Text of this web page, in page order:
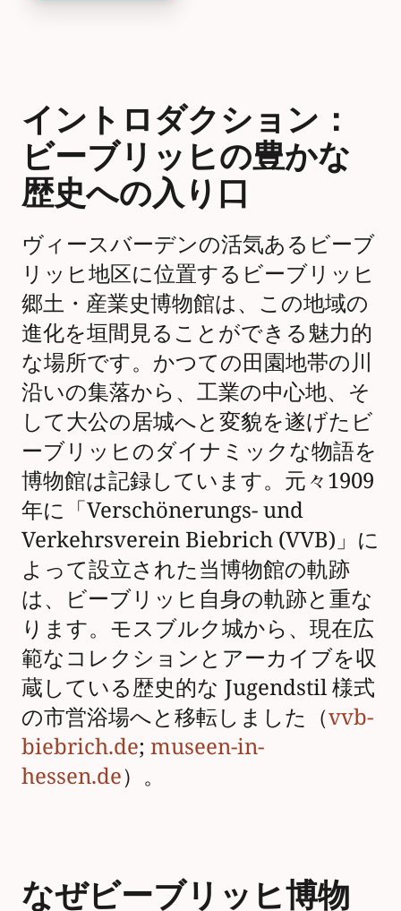
イントロダクション：
ビーブリッヒの豊かな
歴史への入り口
ヴィースバーデンの活気あるビーブ
リッヒ地区に位置するビーブリッヒ
郷土・産業史博物館は、この地域の
進化を垣間見ることができる魅力的
な場所です。かつての田園地帯の川
沿いの集落から、工業の中心地、そ
して大公の居城へと変貌を遂げたビ
ーブリッヒのダイナミックな物語を
博物館は記録しています。元々1909
年に「Verschönerungs- und
Verkehrsverein Biebrich (VVB)」に
よって設立された当博物館の軌跡
は、ビーブリッヒ自身の軌跡と重な
ります。モスブルク城から、現在広
範なコレクションとアーカイブを収
蔵している歴史的な Jugendstil 様式
の市営浴場へと移転しました（vvb-
biebrich.de; museen-in-
hessen.de）。
なぜビーブリッヒ博物